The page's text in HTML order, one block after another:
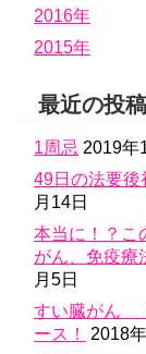
2016年
2015年
最近の投稿
1周忌 2019年
49日の法要後
月14日
本当に！？こ
がん、免疫療
月5日
すい臓がん
ース！
2018